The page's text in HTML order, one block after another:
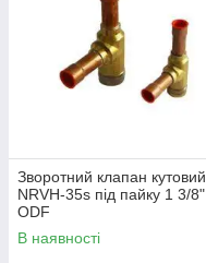
Зворотний клапан кутовий
NRVH-35s під пайку 1 3/8"
ODF
В наявності